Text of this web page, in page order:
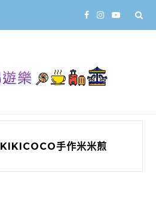
KIKICOCO手作米米煎